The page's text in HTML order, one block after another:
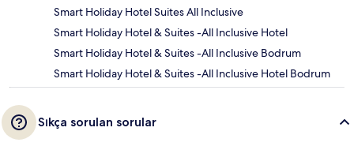
Smart Holiday Hotel Suites All Inclusive
Smart Holiday Hotel & Suites -All Inclusive Hotel
Smart Holiday Hotel & Suites -All Inclusive Bodrum
Smart Holiday Hotel & Suites -All Inclusive Hotel Bodrum
Sıkça sorulan sorular